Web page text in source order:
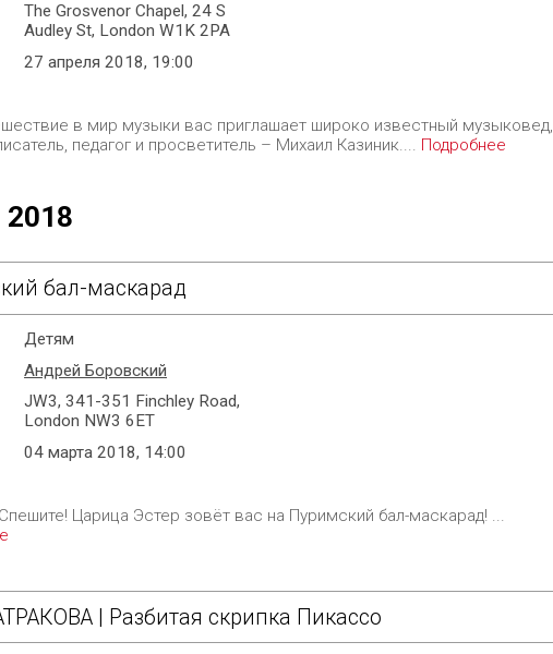
The Grosvenor Chapel, 24 S
Audley St, London W1K 2PA
27 апреля 2018, 19:00
в мир музыки вас приглашает широко известный музыковед,
педагог и просветитель – Михаил Казиник.... Подробнее
бал-маскарад
Детям
Андрей Боровский
JW3, 341-351 Finchley Road,
London NW3 6ET
04 марта 2018, 14:00
Царица Эстер зовёт вас на Пуримский бал-маскарад! ...
| Разбитая скрипка Пикассо